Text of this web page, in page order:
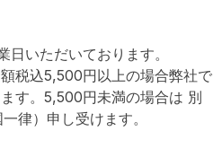
日いただいております。
税込5,500円以上の場合弊社で
す。5,500円未満の場合は 別
律）申し受けます。